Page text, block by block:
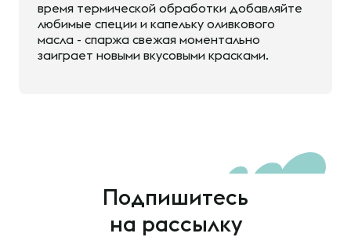
время термической обработки добавляйте
любимые специи и капельку оливкового
масла - спаржа свежая моментально
заиграет новыми вкусовыми красками.
Подпишитесь
на рассылку